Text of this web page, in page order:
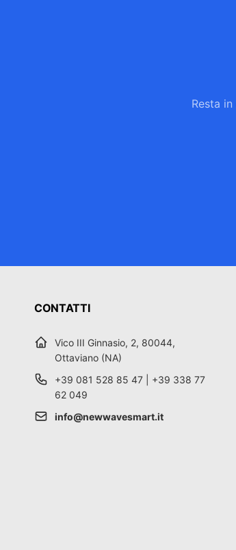
Resta
CONTATTI
Vico III Ginnasio, 2, 80044,
Ottaviano (NA)
+39 081 528 85 47 | +39 338 77
62 049
info@newwavesmart.it